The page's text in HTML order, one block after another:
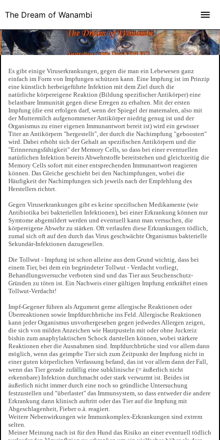
Es gibt einige Viruserkrankungen, gegen die man ein Lebewesen ganz
einfach im Form von Impfungen schützen kann. Eine Impfung ist im Prinzip
eine künstlich herbeigeführte Infektion mit dem Ziel durch die
natürliche körpereigene Reaktion (Bildung spezifischer Antikörper) eine
belastbare Immunität gegen diese Erregen zu erhalten. Mit der ersten
Impfung (die erst erfolgen darf, wenn der Spiegel der maternalen, also mit
der Muttermilch aufgenommener Antikörper niedrig genug ist und der
Organismus zu einer eigenen Immunantwort bereit ist) wird ein gewisser
Titer an Antikörpern "hergestellt", der durch die Nachimpfung "geboostert"
wird. Dabei erhöht sich der Gehalt an spezifischen Antikörpern und die
"Erinnerungsfähigkeit" der Memory Cells, so dass bei einer eventuellen
natürlichen Infektion bereits Abwehrstoffe bereitstehen und gleichzeitig die
Memory Cells sofort mit einer entsprechenden Immunantwort reagieren
können. Das Gleiche geschieht bei den Nachimpfungen, wobei die
Häufigkeit der Nachimpfungen sich jeweils nach der Empfehlung des
Herstellers richtet.
Gegen Viruserkrankungen gibt es keine spezifischen Medikamente (wie
Antibiotika bei bakteriellen Infektionen), bei einer Erkrankung können nur
Symtome abgemildert werden und eventuell kann man versuchen, die
körpereigene Abwehr zu stärken. Oft verlaufen diese Erkrankungen tödlich,
zumal sich oft auf den durch das Virus geschwächte Organismus bakterielle
Sekundär-Infektionen dazugesellen.
Die Tollwut - Impfung ist schon alleine aus dem Grund wichtig, dass bei
einem Tier, bei dem ein begründeter Tollwut - Verdacht vorliegt,
Behandlungsversuche verboten sind und das Tier aus Seuchenschutz-
Gründen zu töten ist. Ein Nachweis einer gültigen Impfung entkräftet einen
Tollwut-Verdacht!
Impf-Gegener führen als Argument gerne allergische Reaktionen oder
Überreaktionen sowie Impfdurchbrüche ins Feld. Allergische Reaktionen
kann jeder Organismus unvorhergesehen gegen jedwedes Allergen zeigen,
die sich von milden Anzeichen wie Hautpusteln mit oder ohne Juckreiz
bishin zum anaphylaktischen Schock darstellen können, wobei stärkere
Reaktionen eher die Ausnahmen sind. Impfdurchbrüche sind vor allem dann
möglich, wenn das geimpfte Tier sich zum Zeitpunkt der Impfung nicht in
einer guten körperlichen Verfassung befand, das ist vor allem dann der Fall,
wenn das Tier gerade zufällig eine subklinische (= äußerlich nicht
erkennbare) Infektion durchmacht oder stark verwurmt ist. Beides ist
äußerlich nicht immer durch eine noch so gründliche Untersuchung
festzustellen und "überlastet" das Immunsystem, so dass entweder die andere
Erkrankung dann klinisch auftritt oder das Tier auf die Impfung mit
Abgeschlagenheit, Fieber o.ä. reagiert.
Weitere Nebenwirkungen wie Immunkomplex-Erkrankungen sind extrem
selten.
Meiner Meinung nach ist für den Hund das Risiko an einer eventuell tödlich
The Dream of Wanambi